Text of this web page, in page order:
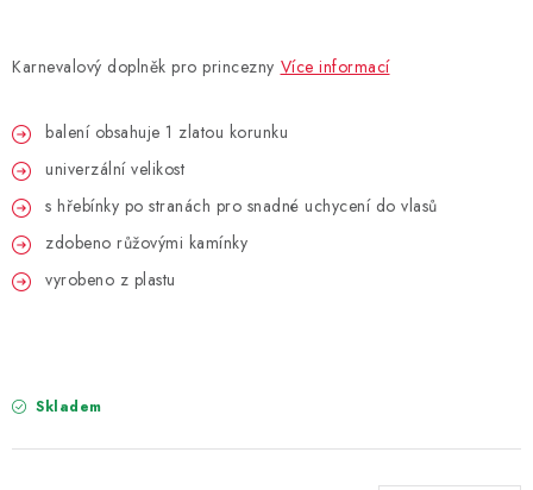
DÁRKY
HELIUM NA BALÓNKY
LAMPIONY
OSLAVA PODLE BAREV
Karnevalový doplněk pro princezny Více informací
balení obsahuje 1 zlatou korunku
univerzální velikost
s hřebínky po stranách pro snadné uchycení do vlasů
zdobeno růžovými kamínky
vyrobeno z plastu
Skladem